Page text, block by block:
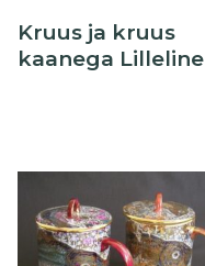
Õllekann
Kruus ja kruus
kaanega Lilleline